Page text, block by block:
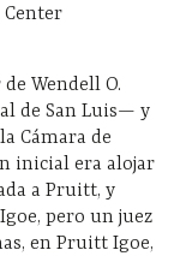
Wendell O.
de San Luis— y
Cámara de
inicial era alojar
a Pruitt, y
pero un juez
en Pruitt Igoe,